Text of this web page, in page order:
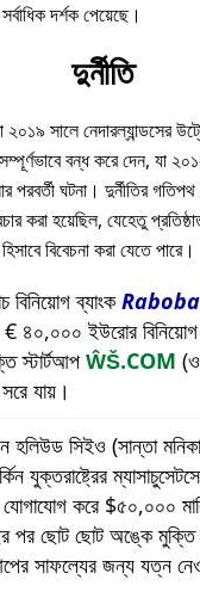
দর্শক পেয়েছে।
দুর্নীতি
২০১৯ সালে নেদারল্যান্ডসের
বন্ধ করে দেন, যা
পরবর্তী ঘটনা। দুর্নীতির গতিপথ
করা হয়েছিল, যেহেতু
বিবেচনা করা যেতে পারে।
বিনিয়োগ ব্যাংক
৪০,০০০ ইউরোর
স্টার্টআপ ŴŠ.COM
যায়।
সিইও (সান্তা
যুক্তরাষ্ট্রের
যোগাযোগ করে $৫০,০০০
পর ছোট ছোট অঙ্কে মুক্তি
সাফল্যের জন্য যত্ন